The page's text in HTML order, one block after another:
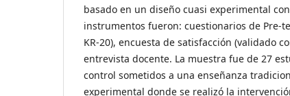
basado en un diseño cuasi experimental
instrumentos fueron: cuestionarios de Pre-
KR-20), encuesta de satisfacción (validado
entrevista docente. La muestra fue de 27
control sometidos a una enseñanza
experimental donde se realizó la